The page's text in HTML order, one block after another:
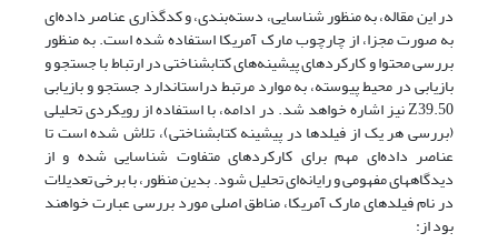
در این مقاله، به منظور شناسایی، دسته‌بندی، و کدگذاری عناصر داده‌ای
به صورت مجزا، از چارچوب مارک آمریکا استفاده شده است. به منظور
بررسی محتوا و کارکردهای پیشینه‌های کتابشناختی در ارتباط با جستجو و
بازیابی در محیط پیوسته، به موارد مرتبط دراستاندارد جستجو و بازیابی
Z39.50 نیز اشاره خواهد شد. در ادامه، با استفاده از رویکردی تحلیلی
(بررسی هر یک از فیلدها در پیشینه کتابشناختی)، تلاش شده است تا
عناصر داده‌ای مهم برای کارکردهای متفاوت شناسایی شده و از
دیدگاههای مفهومی و رایانه‌ای تحلیل شود. بدین منظور، با برخی تعدیلات
در نام فیلدهای مارک آمریکا، مناطق اصلی مورد بررسی عبارت خواهند
بود از: